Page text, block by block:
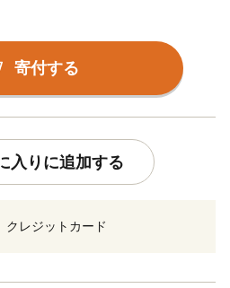
寄付する
入りに追加する
クレジットカード